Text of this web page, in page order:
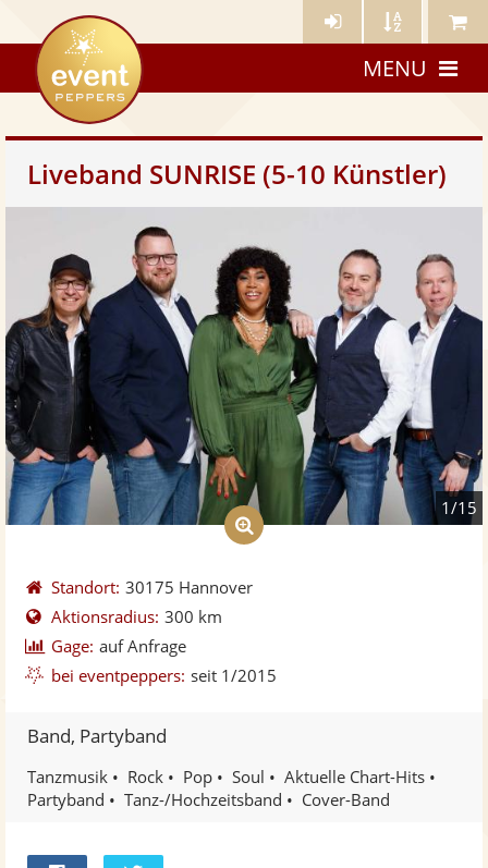
Künstler- Künstler Meine
eventpeppers
MENU
Liveband SUNRISE (5-10 Künstler)
1/15
Standort: 30175 Hannover
Aktionsradius: 300 km
Gage: auf Anfrage
bei eventpeppers: seit 1/2015
Band, Partyband
Tanzmusik Rock Pop Soul
Aktuelle Chart-Hits
Partyband
Tanz-/Hochzeitsband Cover-Band